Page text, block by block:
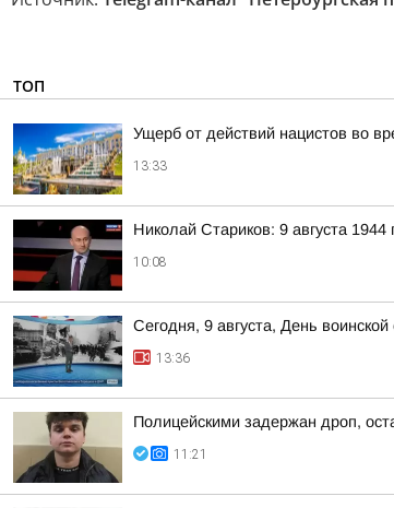
ТОП
Ущерб от действий нацистов во
13:33
Николай Стариков: 9 августа
10:08
Сегодня, 9 августа, День
13:36
Полицейскими задержан дроп,
11:21